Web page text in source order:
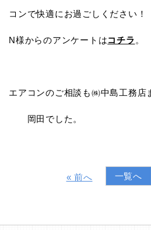
コンで快適にお過ごしください！
N様からのアンケートはコチラ 。
エアコンのご相談も㈱中島工務店
岡田でした。
« 前へ 一覧へ